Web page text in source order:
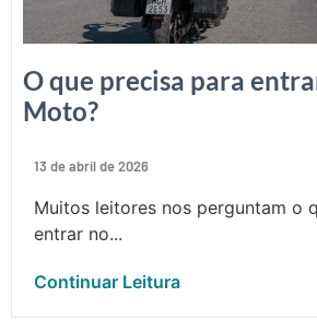
O que precisa para
Moto?
13 de abril de 2026
Muitos leitores nos perguntam o
entrar no...
Continuar Leitura